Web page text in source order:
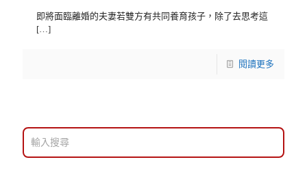
即將面臨離婚的夫妻若雙方有共同養育孩子，除了去思考這
[…]
閱讀更多